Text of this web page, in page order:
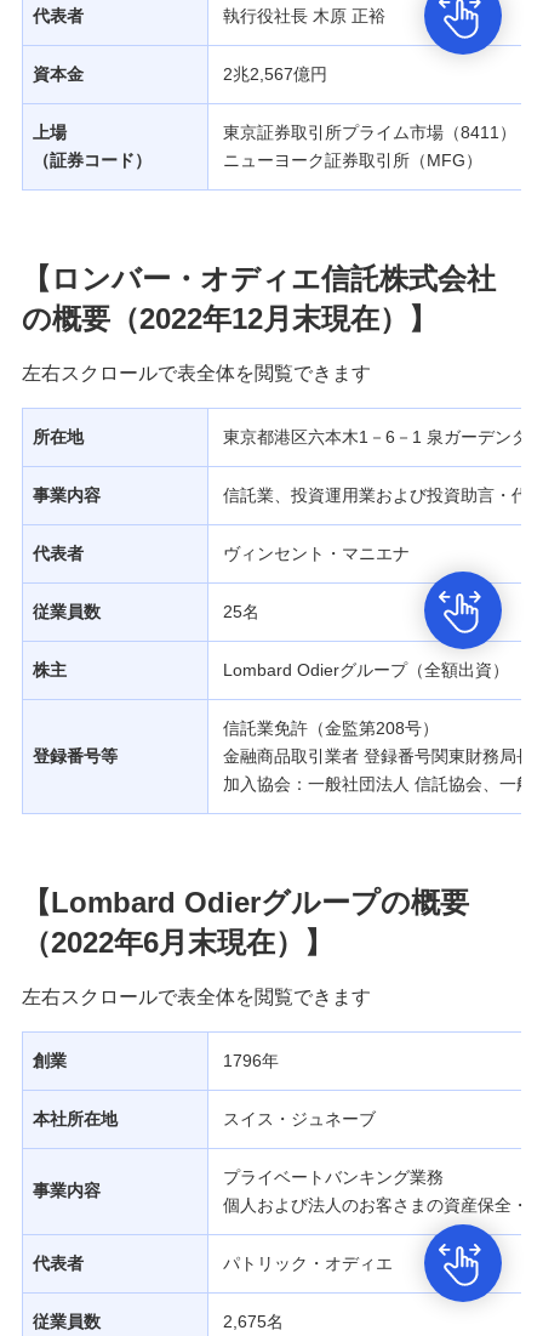
代表者 執行役社長 木原 正裕
資本金 2兆2,567億円
上場
（証券コード）
東京証券取引所プライム市場（8411）
ニューヨーク証券取引所（MFG）
【ロンバー・オディエ信託株式会社
の概要（2022年12月末現在）】
左右スクロールで表全体を閲覧できます
所在地 東京都港区六本木1－6－1 泉ガーデンタ
事業内容 信託業、投資運用業および投資助言・代
代表者 ヴィンセント・マニエナ
従業員数 25名
株主 Lombard Odierグループ（全額出資）
登録番号等
信託業免許（金監第208号）
金融商品取引業者 登録番号関東財務局長
加入協会：一般社団法人 信託協会、一
【Lombard Odierグループの概要
（2022年6月末現在）】
左右スクロールで表全体を閲覧できます
創業 1796年
本社所在地 スイス・ジュネーブ
事業内容
プライベートバンキング業務
個人および法人のお客さまの資産保全・
代表者 パトリック・オディエ
従業員数 2,675名